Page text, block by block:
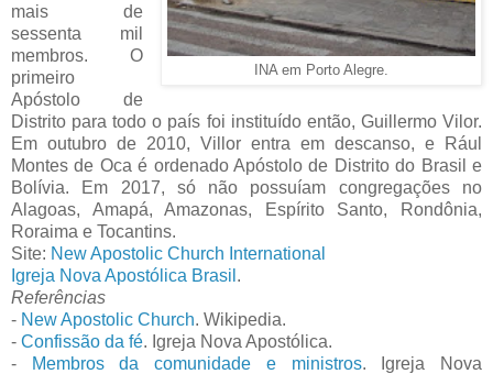
INA em Porto Alegre.
mais de
sessenta mil
membros. O
primeiro
Apóstolo de
Distrito para todo o país foi instituído então, Guillermo Vilor.
Em outubro de 2010, Villor entra em descanso, e Rául
Montes de Oca é ordenado Apóstolo de Distrito do Brasil e
Bolívia. Em 2017, só não possuíam congregações no
Alagoas, Amapá, Amazonas, Espírito Santo, Rondônia,
Roraima e Tocantins.
Site: New Apostolic Church International
Igreja Nova Apostólica Brasil .
Referências
- New Apostolic Church. Wikipedia.
- Confissão da fé. Igreja Nova Apostólica.
-
Membros da comunidade e ministros. Igreja Nova